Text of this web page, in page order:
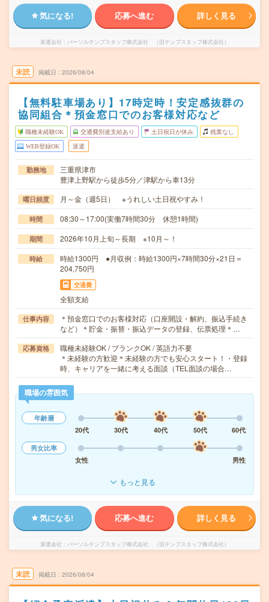
気になる! 応募へ進む 詳しく見る
派遣会社 パーソルテンプスタッフ株式会社 （旧テンプスタッフ株式会社）
未読 掲載日 2026/08/04
【無料駐車場あり】17時定時！安定感抜群の
協同組合＊預金窓口でのお客様対応など
職種未経験OK 交通費別途支給あり 土日祝日が休み 残業なし
WEB登録OK 派遣
勤務地
三重県津市
豊津上野駅から徒歩5分／津駅から車13分
曜日頻度 月～金（週5日） ※うれしい土日祝やすみ！
時間 08:30～17:00(実働7時間30分 休憩1時間)
期間 2026年10月上旬～長期 ※10月～！
時給
時給1300円 ●月収例：時給1300円×7時間30分×21日＝
204,750円
交通費
全額支給
仕事内容
＊預金窓口でのお客様対応（口座開設・解約、振込手続き
など）＊貯金・振替・振込データの登録、伝票処理＊…
応募資格
職種未経験OK / ブランクOK / 英語力不要
＊未経験の方歓迎＊未経験の方でも安心スタート！・登録
時、キャリアを一緒に考える面談（TEL面談の場合…
職場の雰囲気
年齢層
20代
30代 40代 50代
60代
男女比率
女性
男性
もっと見る
気になる! 応募へ進む 詳しく見る
派遣会社 パーソルテンプスタッフ株式会社 （旧テンプスタッフ株式会社）
未読 掲載日 2026/08/04